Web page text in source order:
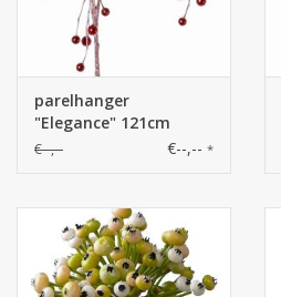
parelhanger
"Elegance" 121cm
€--,-- €--,-- *